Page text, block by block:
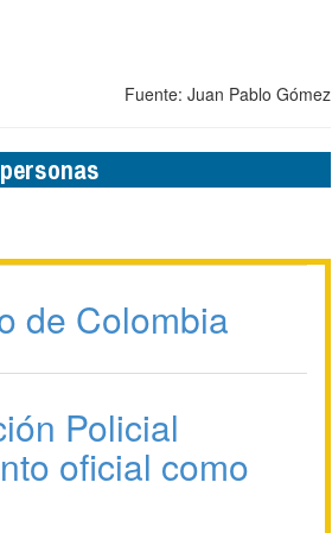
Fuente: Juan Pablo Gómez
de Colombia
Policial
oficial como